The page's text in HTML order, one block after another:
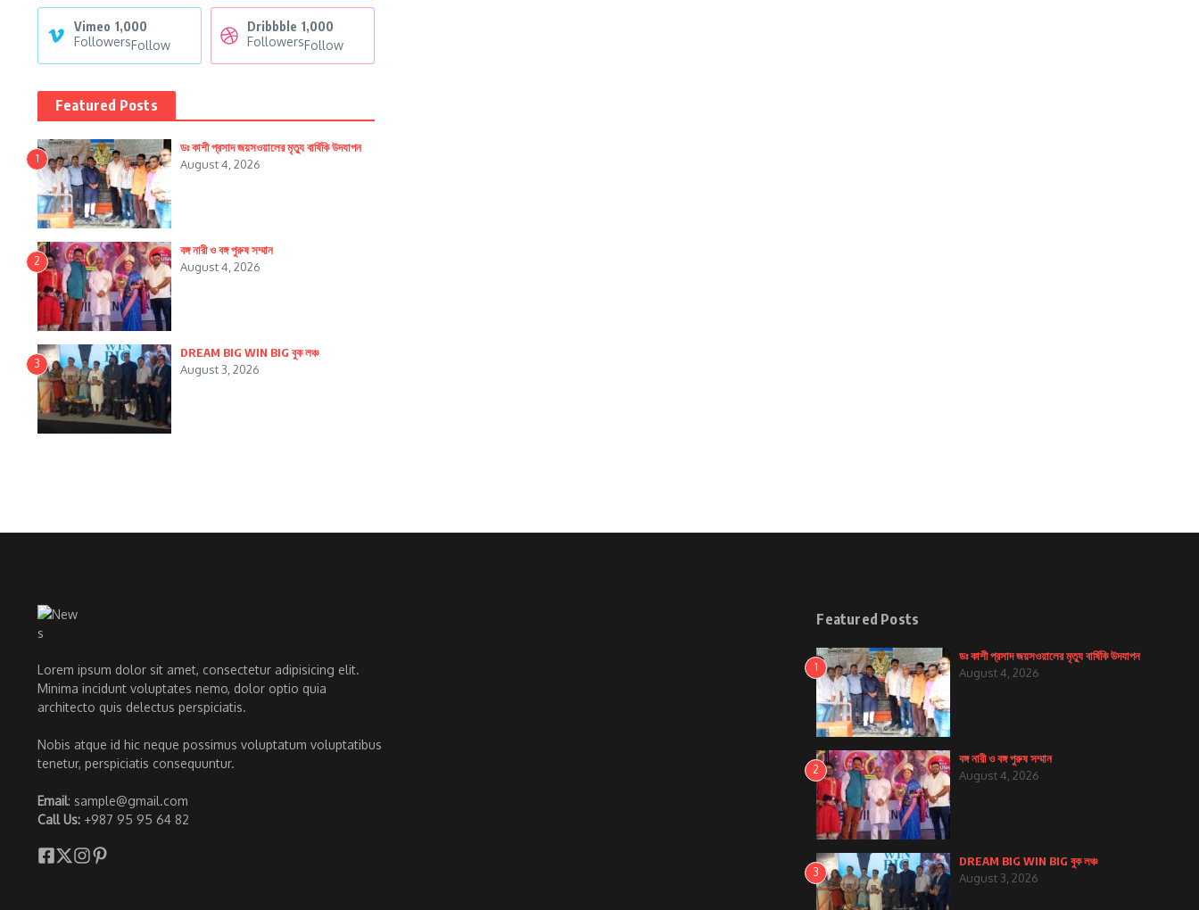
Vimeo 1,000
FollowersFollow
Dribbble 1,000
FollowersFollow
Featured Posts
1
ডঃ কাশী প্রসাদ জয়সওয়ালের মৃত্যু বার্ষিকি উদযাপন
August 4, 2026
2
বঙ্গ নারী ও বঙ্গ পুরুষ সম্মান
August 4, 2026
3
DREAM BIG WIN BIG বুক লঞ্চ
August 3, 2026
Lorem ipsum dolor sit amet, consectetur adipisicing elit.
Minima incidunt voluptates nemo, dolor optio quia
architecto quis delectus perspiciatis.
Nobis atque id hic neque possimus voluptatum voluptatibus
tenetur, perspiciatis consequuntur.
Email: sample@gmail.com
Call Us: +987 95 95 64 82
Featured Posts
1
ডঃ কাশী প্রসাদ জয়সওয়ালের মৃত্যু বার্ষিকি উদযাপন
August 4, 2026
2
বঙ্গ নারী ও বঙ্গ পুরুষ সম্মান
August 4, 2026
3
DREAM BIG WIN BIG বুক লঞ্চ
August 3, 2026